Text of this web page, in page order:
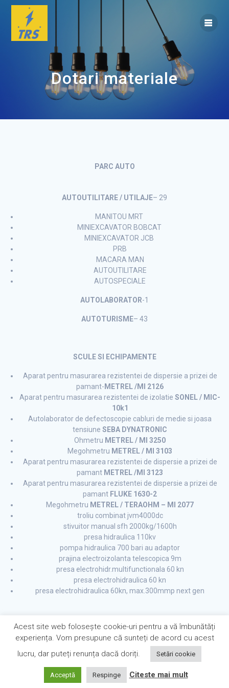
Dotari materiale
PARC AUTO
AUTOUTILITARE / UTILAJE– 29
MANITOU MRT
MINIEXCAVATOR BOBCAT
MINIEXCAVATOR JCB
PRB
MACARA MAN
AUTOUTILITARE
AUTOSPECIALE
AUTOLABORATOR-1
AUTOTURISME– 43
SCULE SI ECHIPAMENTE
Aparat pentru masurarea rezistentei de dispersie a prizei de
pamant- METREL /MI 2126
Aparat pentru masurarea rezistentei de izolatie SONEL / MIC-
10k1
Autolaborator de defectoscopie cabluri de medie si joasa
tensiune SEBA DYNATRONIC
Ohmetru METREL / MI 3250
Megohmetru METREL / MI 3103
Aparat pentru masurarea rezistentei de dispersie a prizei de
pamant METREL /MI 3123
Aparat pentru masurarea rezistentei de dispersie a prizei de
pamant FLUKE 1630-2
Megohmetru METREL / TERAOHM – MI 2077
troliu combinat jvm4000dc
stivuitor manual sfh 2000kg/1600h
presa hidraulica 110kv
pompa hidraulica 700 bari au adaptor
prajina electroizolanta telescopica 9m
presa electrohidr.multifunctionala 60 kn
presa electrohidraulica 60 kn
presa electrohidraulica 60kn, max.300mmp next gen
Acest site web folosește cookie-uri pentru a vă îmbunătăți
experiența. Vom presupune că sunteți de acord cu acest
lucru, dar puteți renunța dacă doriți.
Setări cookie
Acceptă Respinge Citeste mai mult